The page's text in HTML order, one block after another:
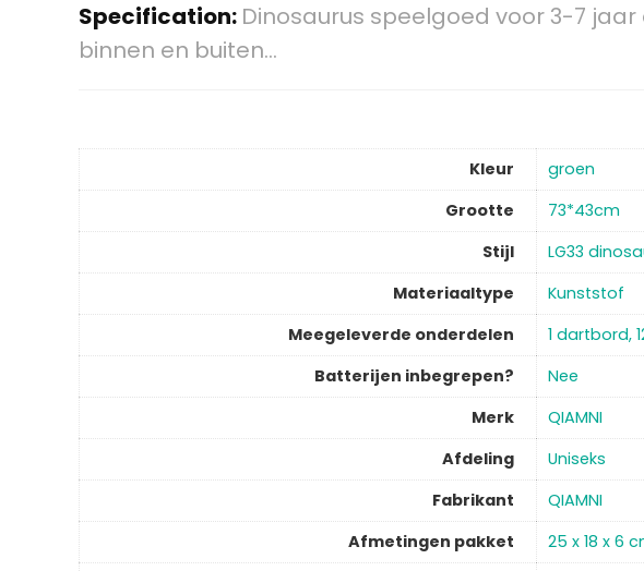
Specification: Dinosaurus speelgoed voor 3-7
binnen en buiten…
Kleur
‎groen
Grootte
‎73*43cm
Stijl
‎LG33
Materiaaltype
‎Kunststof
Meegeleverde onderdelen
‎1 dartbord,
Batterijen inbegrepen?
‎Nee
Merk
‎QIAMNI
Afdeling
‎Uniseks
Fabrikant
‎QIAMNI
Afmetingen pakket
‎25 x 18 x 6